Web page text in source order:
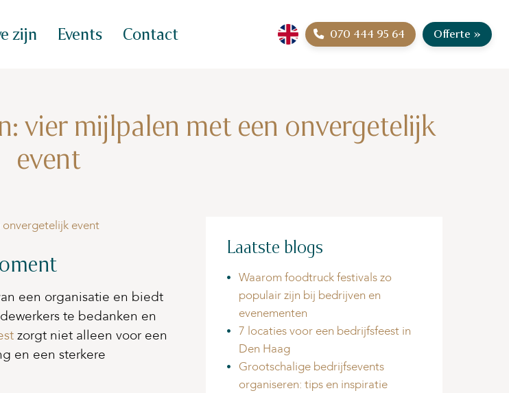
zijn Events Contact 070 444 95 64 Offerte »
vier mijlpalen met een onvergetelijk
event
event
een organisatie en biedt
te bedanken en
zorgt niet alleen voor een
en een sterkere
Laatste blogs
Waarom foodtruck festivals zo
populair zijn bij bedrijven en
evenementen
7 locaties voor een bedrijfsfeest in
Den Haag
Grootschalige bedrijfsevents
organiseren: tips en inspiratie